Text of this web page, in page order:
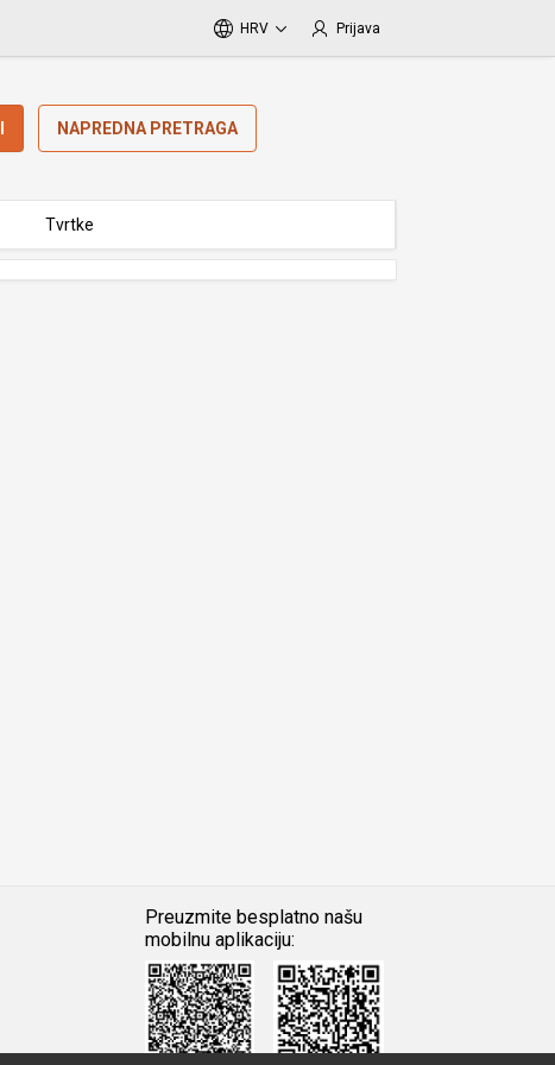
HRV Prijava
NAPREDNA PRETRAGA
Tvrtke
Preuzmite besplatno našu
mobilnu aplikaciju:
Android iOS